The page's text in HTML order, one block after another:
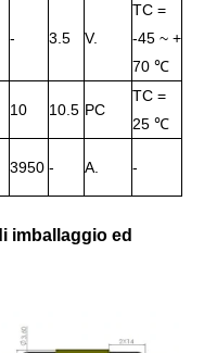
- 3.5 V.
TC =
-45 ~ +
70 ℃
10 10.5 PC
TC =
25 ℃
3950 - A. -
imballaggio ed